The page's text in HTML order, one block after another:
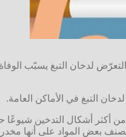
بأنّ التعرّض لدخان التبغ
التبغ في الأماكن العامة.
من أكثر أشكال التدخين
بعض المواد على أنها